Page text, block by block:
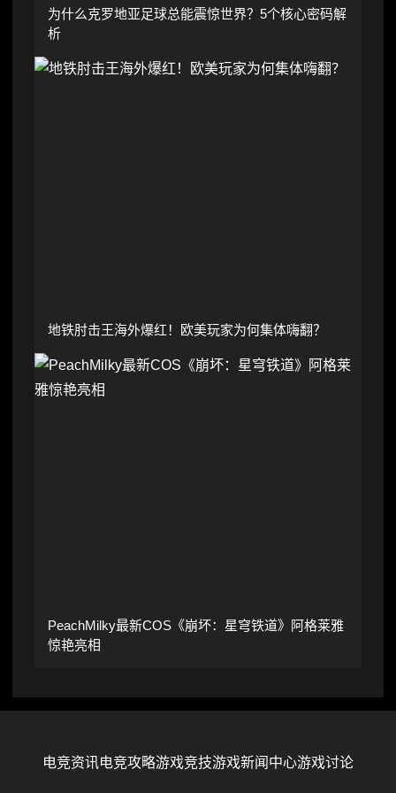
为什么克罗地亚足球总能震惊世界？5个核心密码解
析
地铁肘击王海外爆红！欧美玩家为何集体嗨翻？
PeachMilky最新COS《崩坏：星穹铁道》阿格莱雅
惊艳亮相
电竞资讯电竞攻略游戏竞技游戏新闻中心游戏讨论